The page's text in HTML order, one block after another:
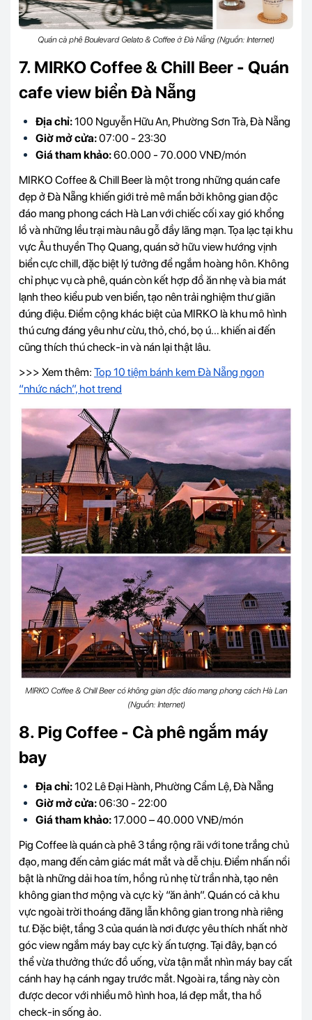
Quán cà phê Boulevard Gelato & Coffee ở Đà Nẵng (Nguồn: Internet)
7. MIRKO Coffee & Chill Beer - Quán
cafe view biển Đà Nẵng
Địa chỉ:100 Nguyễn Hữu An, Phường Sơn Trà, Đà Nẵng
Giờ mở cửa:07:00 - 23:30
Giá tham khảo:60.000 - 70.000 VNĐ/món
MIRKO Coffee & Chill Beer là một trong những quán cafe
đẹp ở Đà Nẵng khiến giới trẻ mê mẩn bởi không gian độc
đáo mang phong cách Hà Lan với chiếc cối xay gió khổng
lồ và những lều trại màu nâu gỗ đầy lãng mạn. Tọa lạc tại khu
vực Âu thuyền Thọ Quang, quán sở hữu view hướng vịnh
biển cực chill, đặc biệt lý tưởng để ngắm hoàng hôn. Không
chỉ phục vụ cà phê, quán còn kết hợp đồ ăn nhẹ và bia mát
lạnh theo kiểu pub ven biển, tạo nên trải nghiệm thư giãn
đúng điệu. Điểm cộng khác biệt của MIRKO là khu mô hình
thú cưng đáng yêu như cừu, thỏ, chó, bọ ú… khiến ai đến
cũng thích thú check-in và nán lại thật lâu.
>>> Xem thêm: Top 10 tiệm bánh kem Đà Nẵng ngon
“nhức nách”, hot trend
MIRKO Coffee & Chill Beer có không gian độc đáo mang phong cách Hà Lan
(Nguồn: Internet)
8. Pig Coffee - Cà phê ngắm máy
bay
Địa chỉ:102 Lê Đại Hành, Phường Cẩm Lệ, Đà Nẵng
Giờ mở cửa:06:30 - 22:00
Giá tham khảo:17.000 – 40.000 VNĐ/món
Pig Coffee là quán cà phê 3 tầng rộng rãi với tone trắng chủ
đạo, mang đến cảm giác mát mắt và dễ chịu. Điểm nhấn nổi
bật là những dải hoa tím, hồng rủ nhẹ từ trần nhà, tạo nên
không gian thơ mộng và cực kỳ “ăn ảnh”. Quán có cả khu
vực ngoài trời thoáng đãng lẫn không gian trong nhà riêng
tư. Đặc biệt, tầng 3 của quán là nơi được yêu thích nhất nhờ
góc view ngắm máy bay cực kỳ ấn tượng. Tại đây, bạn có
thể vừa thưởng thức đồ uống, vừa tận mắt nhìn máy bay cất
cánh hay hạ cánh ngay trước mắt. Ngoài ra, tầng này còn
được decor với nhiều mô hình hoa, lá đẹp mắt, tha hồ
check-in sống ảo.